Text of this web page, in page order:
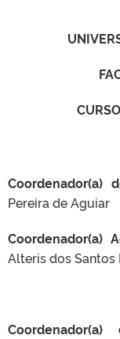
CURSO DE
Coordenador(a)
Pereira de Aguiar
Coordenador(a)
Alteris dos Santos